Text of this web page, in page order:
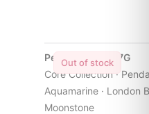
Out of stock
Pendant · K11747G
Core Collection ·
Aquamarine · London
Moonstone